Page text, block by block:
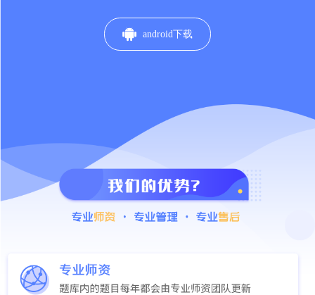
 android下载